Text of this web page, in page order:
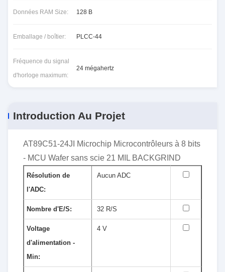
Données RAM Size: 128 B
Emballage / boîtier: PLCC-44
Fréquence du signal
d'horloge maximum:
24 mégahertz
Introduction Au Projet
AT89C51-24JI Microchip Microcontrôleurs à 8 bits
- MCU Wafer sans scie 21 MIL BACKGRIND
Résolution de
l'ADC:
Aucun ADC
Nombre d'E/S: 32 R/S
Voltage
d'alimentation -
Min:
4 V